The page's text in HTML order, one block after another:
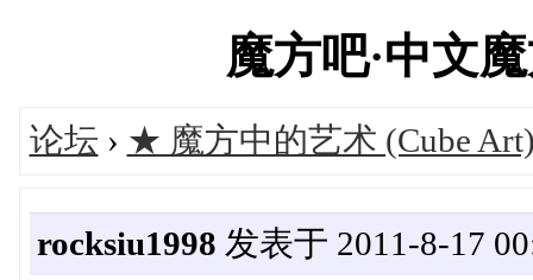
魔方吧·中文
论坛 › ★ 魔方中的艺术 (Cube
rocksiu1998 发表于 2011-8-17